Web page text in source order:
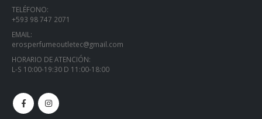
TELÉFONO:
+593 98 747 2071
EMAIL:
erosperfumeoutletec@gmail.com
HORARIO DE ATENCIÓN:
L-S 10:00-19:30 D 11:00-18:00